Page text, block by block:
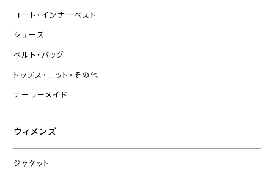
コート・インナーベスト
シューズ
ベルト・バッグ
トップス・ニット・その他
テーラーメイド
ウィメンズ
ジャケット